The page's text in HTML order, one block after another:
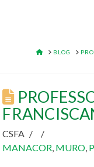
HOME
BLOG
CSFA
MANACOR, MURO,